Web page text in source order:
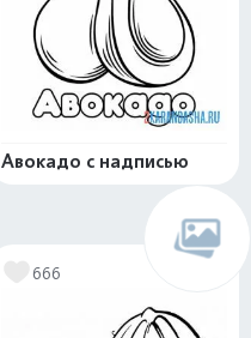
Авокадо с надписью
666